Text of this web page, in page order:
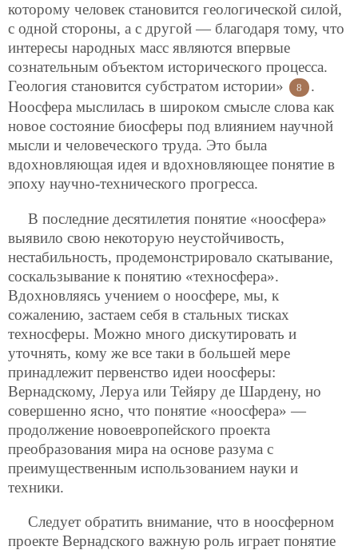
которому человек становится геологической силой,
с одной стороны, а с другой — благодаря тому, что
интересы народных масс являются впервые
сознательным объектом исторического процесса.
Геология становится субстратом истории»
8
.
Ноосфера мыслилась в широком смысле слова как
новое состояние биосферы под влиянием научной
мысли и человеческого труда. Это была
вдохновляющая идея и вдохновляющее понятие в
эпоху научно-технического прогресса.
В последние десятилетия понятие «ноосфера»
выявило свою некоторую неустойчивость,
нестабильность, продемонстрировало скатывание,
соскальзывание к понятию «техносфера».
Вдохновляясь учением о ноосфере, мы, к
сожалению, застаем себя в стальных тисках
техносферы. Можно много дискутировать и
уточнять, кому же все таки в большей мере
принадлежит первенство идеи ноосферы:
Вернадскому, Леруа или Тейяру де Шардену, но
совершенно ясно, что понятие «ноосфера» —
продолжение новоевропейского проекта
преобразования мира на основе разума с
преимущественным использованием науки и
техники.
Следует обратить внимание, что в ноосферном
проекте Вернадского важную роль играет понятие